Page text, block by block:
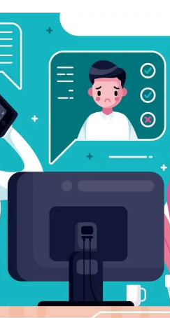
Mendes
atrás
tem um
e rapidez
conteúdos,
Mudou
a cara do meu
tô super
satisfeita!
informação